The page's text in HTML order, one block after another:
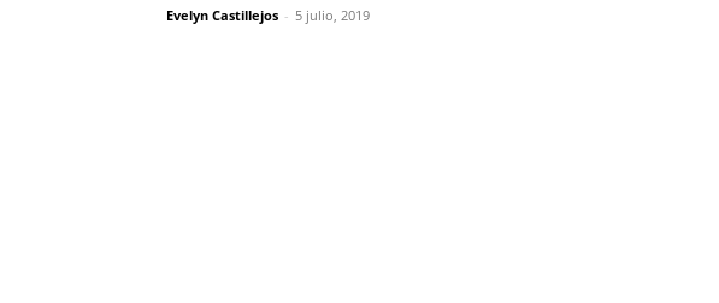
Evelyn Castillejos - 5 julio, 2019